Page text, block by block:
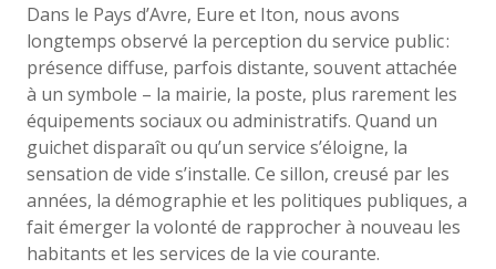
Dans le Pays d’Avre, Eure et Iton, nous avons
longtemps observé la perception du service public :
présence diffuse, parfois distante, souvent attachée
à un symbole – la mairie, la poste, plus rarement les
équipements sociaux ou administratifs. Quand un
guichet disparaît ou qu’un service s’éloigne, la
sensation de vide s’installe. Ce sillon, creusé par les
années, la démographie et les politiques publiques, a
fait émerger la volonté de rapprocher à nouveau les
habitants et les services de la vie courante.